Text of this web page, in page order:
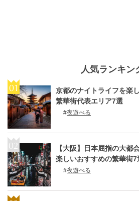
人気ランキン
京都のナイトライフを楽
繁華街代表エリア7選
夜遊べる
【大阪】日本屈指の大都
楽しいおすすめの繁華街7
夜遊べる